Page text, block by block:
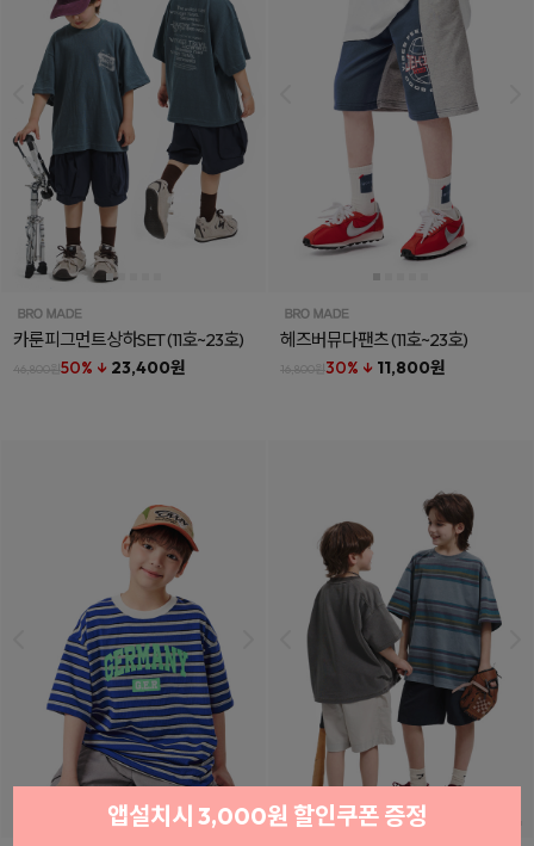
카룬피그먼트상하SET(11호~23호)
46,800원50% ↓ 23,400원
헤즈버뮤다팬츠(11호~23호)
16,800원30% ↓ 11,800원
앱설치시 3,000원 할인쿠폰 증정